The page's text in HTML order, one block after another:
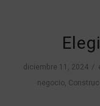
diciembre 11, 2024 /
negocio,